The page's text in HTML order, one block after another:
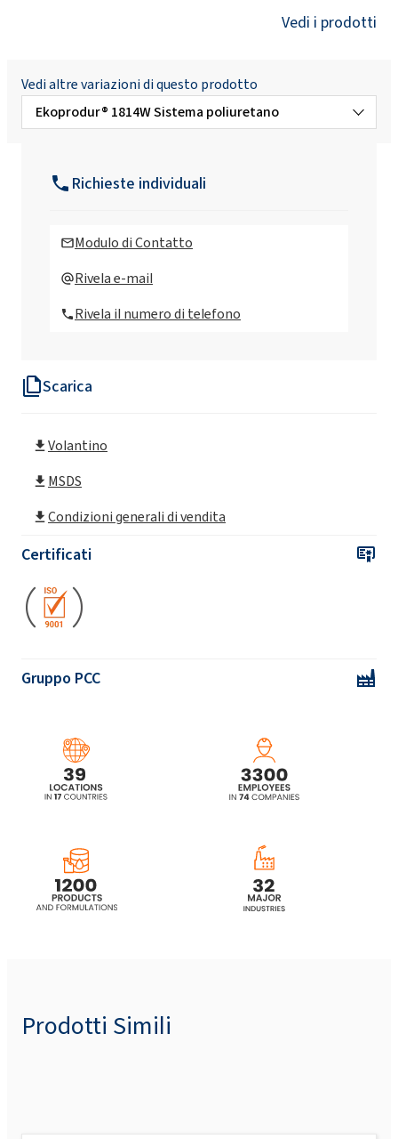
Scarica
Volantino
MSDS
Condizioni generali di vendita
Certificati
Gruppo PCC
Vedi i prodotti
Vedi altre variazioni di questo prodotto
Ekoprodur® 1814W Sistema poliuretano
poliuretanico
Ekoprodur® 0612B2 Sistema poliuretanico
Ekoprodur® 1112B2 Sistema poliuretanico
Ekoprodur® 4540W Sistema poliuretano
Richieste individuali
Modulo di Contatto
Rivela e-mail
Rivela il numero di telefono
Prodotti Simili